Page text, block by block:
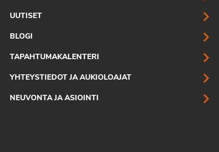
UUTISET
BLOGI
TAPAHTUMAKALENTERI
YHTEYSTIEDOT JA AUKIOLOAJAT
NEUVONTA JA ASIOINTI